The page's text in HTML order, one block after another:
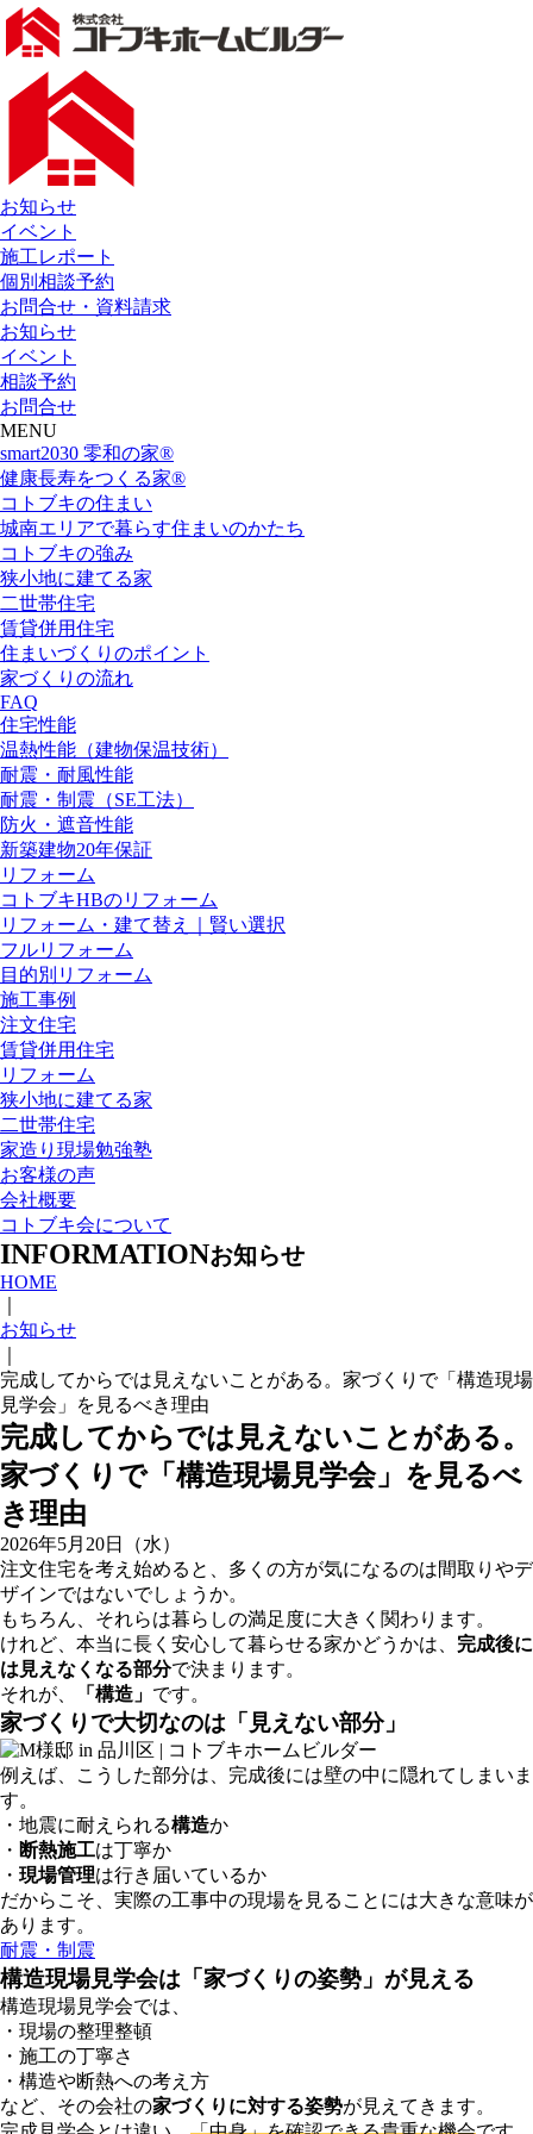
お知らせ
イベント
施工レポート
個別相談予約
お問合せ・資料請求
お知らせ
イベント
相談予約
お問合せ
MENU
smart2030 零和の家®
健康長寿をつくる家®
コトブキの住まい
城南エリアで暮らす住まいのかたち
コトブキの強み
狭小地に建てる家
二世帯住宅
賃貸併用住宅
住まいづくりのポイント
家づくりの流れ
FAQ
住宅性能
温熱性能（建物保温技術）
耐震・耐風性能
耐震・制震（SE工法）
防火・遮音性能
新築建物20年保証
リフォーム
コトブキHBのリフォーム
リフォーム・建て替え｜賢い選択
フルリフォーム
目的別リフォーム
施工事例
注文住宅
賃貸併用住宅
リフォーム
狭小地に建てる家
二世帯住宅
家造り現場勉強塾
お客様の声
会社概要
コトブキ会について
INFORMATIONお知らせ
HOME
お知らせ
完成してからでは見えないことがある。家づくりで「構造現場
見学会」を見るべき理由
完成してからでは見えないことがある。
家づくりで「構造現場見学会」を見るべ
き理由
2026年5月20日（水）
注文住宅を考え始めると、多くの方が気になるのは間取りやデ
ザインではないでしょうか。
もちろん、それらは暮らしの満足度に大きく関わります。
けれど、本当に長く安心して暮らせる家かどうかは、 完成後に
は見えなくなる部分で決まります。
それが、
「構造」 です。
家づくりで大切なのは「見えない部分」
例えば、こうした部分は、完成後には壁の中に隠れてしまいま
す。
・地震に耐えられる構造か
・ 断熱施工は丁寧か
・ 現場管理は行き届いているか
だからこそ、実際の工事中の現場を見ることには大きな意味が
あります。
耐震・制震
構造現場見学会は「家づくりの姿勢」が見える
構造現場見学会では、
・現場の整理整頓
・施工の丁寧さ
・構造や断熱への考え方
など、その会社の家づくりに対する姿勢が見えてきます。